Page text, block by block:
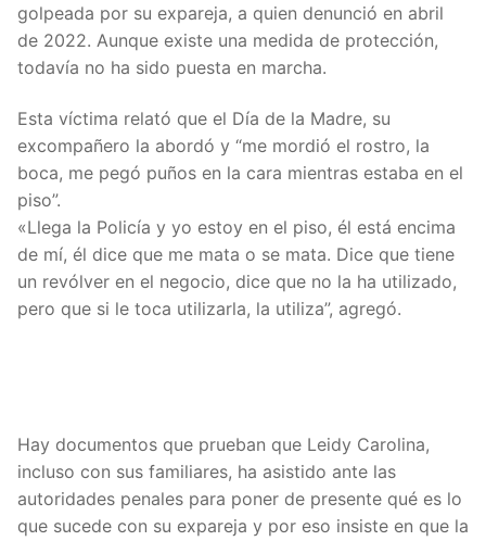
golpeada por su expareja, a quien denunció en abril
de 2022. Aunque existe una medida de protección,
todavía no ha sido puesta en marcha.
Esta víctima relató que el Día de la Madre, su
excompañero la abordó y “me mordió el rostro, la
boca, me pegó puños en la cara mientras estaba en el
piso”.
«Llega la Policía y yo estoy en el piso, él está encima
de mí, él dice que me mata o se mata. Dice que tiene
un revólver en el negocio, dice que no la ha utilizado,
pero que si le toca utilizarla, la utiliza”, agregó.
Hay documentos que prueban que Leidy Carolina,
incluso con sus familiares, ha asistido ante las
autoridades penales para poner de presente qué es lo
que sucede con su expareja y por eso insiste en que la